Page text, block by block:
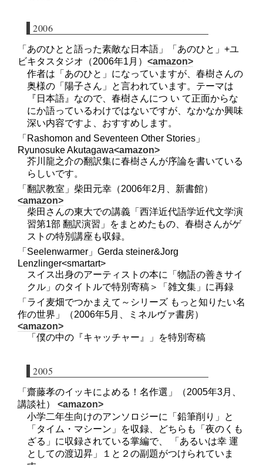
2006
「あのひとと語った素敵な日本語」「あのひと」+ユ
ビキタスタジオ（2006年1月） <amazon>
作者は「あのひと」になっていますが、春樹さんの
奥様の「陽子さん」と言われています。テーマは
『日本語』なので、春樹さんにつ い て正面からな
にか語っているわけではないですが、なかなか興味
深い内容ですよ、おすすめします。
「Rashomon and Seventeen Other Stories」
Ryunosuke Akutagawa<amazon>
芥川龍之介の翻訳集に春樹さんが序論を書いている
らしいです。
「翻訳教室」柴田元幸（2006年2月、新書館）
<amazon>
柴田さんの東大での講義「西洋近代語学近代文学演
習第1部 翻訳演習」をまとめたもの、春樹さんがゲ
ストの特別講座も収録。
「Seelenwarmer」Gerda steiner&Jorg
Lenzlinger<smartart>
スイス出身のアーティストの本に「物語の善きサイ
クル」のタイトルで特別寄稿＞「雑文集」に再録
「ライ麦畑でつかまえて～シリーズ もっと知りたい名
作の世界」（2006年5月、ミネルヴァ書房）
<amazon>
「僕の中の『キャッチャー』」を特別寄稿
2005
「齋藤孝のイッキによめる！名作選」（2005年3月、
講談社） <amazon>
小学二年生向けのアンソロジーに「鉛筆削り」と
「タイム・マシーン」を収録、どちらも「夜のくも
ざる」に収録されている掌編で、 「あるいは幸 運
としての渡辺昇」１と２の副題がつけられていま